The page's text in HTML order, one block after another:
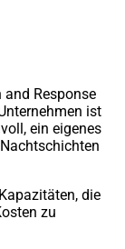
Response
ist
ein eigenes
die
zu